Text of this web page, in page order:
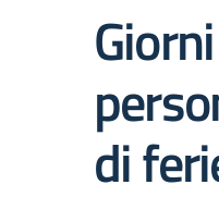
di